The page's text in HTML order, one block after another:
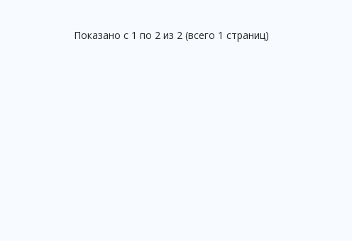
Показано с 1 по 2 из 2 (всего 1 страниц)